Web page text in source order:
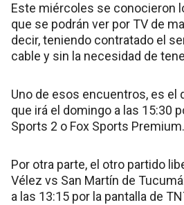
Este miércoles se conocieron
que se podrán ver por TV de
decir, teniendo contratado el
cable y sin la necesidad de
Uno de esos encuentros, es el
que irá el domingo a las 15:30
Sports 2 o Fox Sports Premium.
Por otra parte, el otro partido
Vélez vs San Martín de
a las 13:15 por la pantalla de